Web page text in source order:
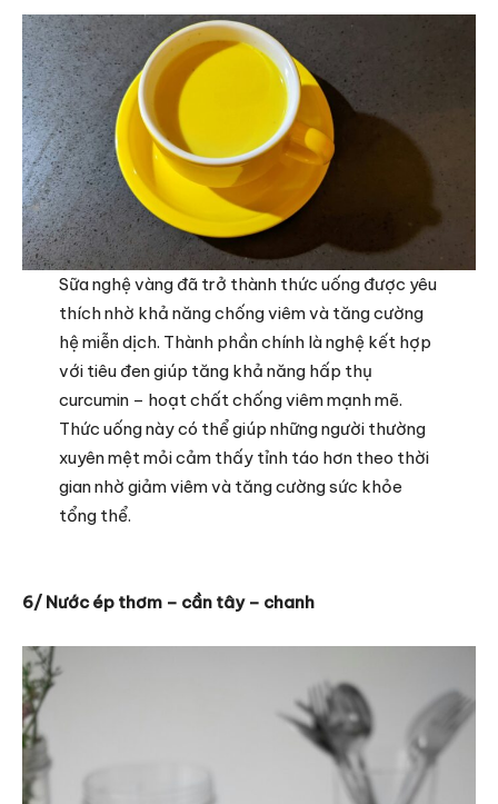
Sữa nghệ vàng đã trở thành thức uống được yêu
thích nhờ khả năng chống viêm và tăng cường
hệ miễn dịch. Thành phần chính là nghệ kết hợp
với tiêu đen giúp tăng khả năng hấp thụ
curcumin – hoạt chất chống viêm mạnh mẽ.
Thức uống này có thể giúp những người thường
xuyên mệt mỏi cảm thấy tỉnh táo hơn theo thời
gian nhờ giảm viêm và tăng cường sức khỏe
tổng thể.
6/ Nước ép thơm – cần tây – chanh